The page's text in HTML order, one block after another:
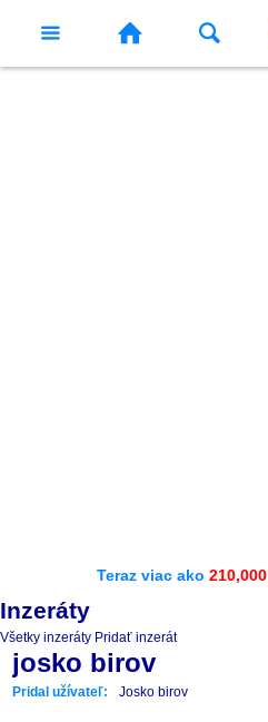
Teraz viac ako 210,000
Inzeráty
Všetky inzeráty Pridať inzerát
josko birov
Pridal užívateľ: Josko birov